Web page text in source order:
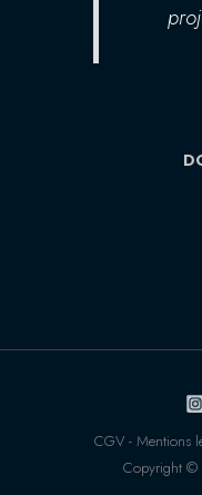
CGV - Mentions
Copyright ©